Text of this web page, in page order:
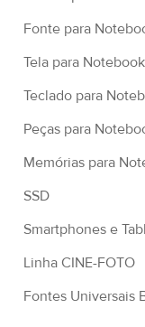
Fonte para
Tela para Notebook
Teclado para
Peças para
Memórias para
SSD
Smartphones e
Linha CINE-FOTO
Fontes Universais